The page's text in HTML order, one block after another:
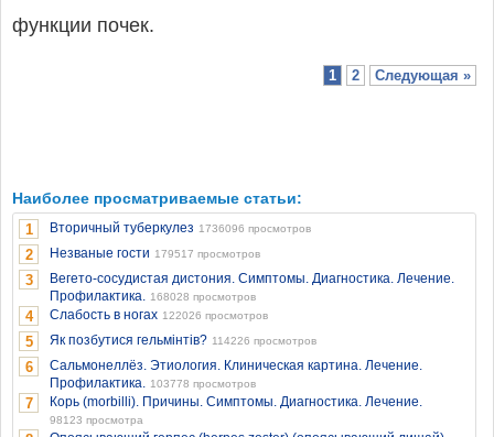
функции почек.
1 2 Следующая »
Наиболее просматриваемые статьи:
1 Вторичный туберкулез 1736096 просмотров
2 Незваные гости 179517 просмотров
3
Вегето-сосудистая дистония. Симптомы. Диагностика. Лечение.
Профилактика. 168028 просмотров
4 Слабость в ногах 122026 просмотров
5 Як позбутися гельмінтів? 114226 просмотров
6
Сальмонеллёз. Этиология. Клиническая картина. Лечение.
Профилактика. 103778 просмотров
7 Корь (morbilli). Причины. Симптомы. Диагностика. Лечение.
98123 просмотра